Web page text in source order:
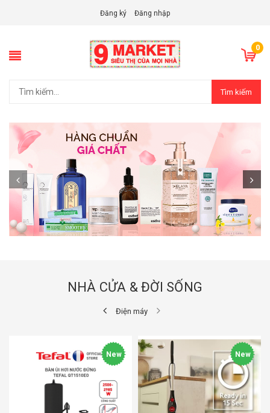
Đăng ký Đăng nhập
0
Tìm kiếm
NHÀ CỬA & ĐỜI SỐNG
Điện máy
New New